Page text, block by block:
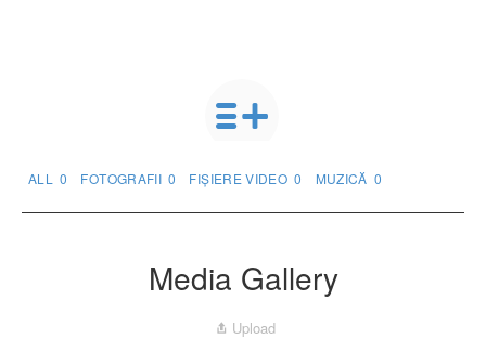
ALL 0 FOTOGRAFII 0 FIȘIERE VIDEO 0 MUZICĂ 0
Media Gallery
Upload